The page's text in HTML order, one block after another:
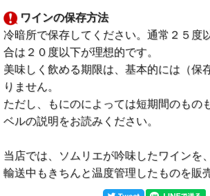
ワインの保存方法
冷暗所で保存してください。通常２５度
合は２０度以下が理想的です。
美味しく飲める期限は、基本的には（保
りません。
ただし、もにのによっては短期間のもの
ベルの説明をお読みください。
当店では、ソムリエが吟味したワインを
輸送中もきちんと温度管理したものを販